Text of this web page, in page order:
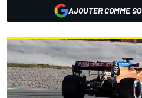
AJOUTER COMME